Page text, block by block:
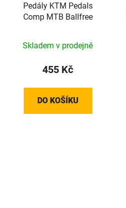
Pedály KTM Pedals
Comp MTB Ballfree
Skladem v prodejně
455 Kč
DO KOŠÍKU